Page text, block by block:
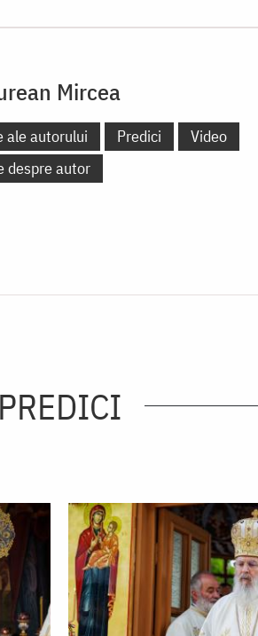
Mircea
ale autorului Predici
Video
despre autor
PREDICI